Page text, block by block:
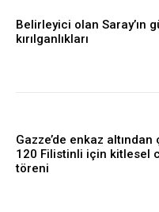
Belirleyici olan Saray’ın
kırılganlıkları
Gazze’de enkaz altından
120 Filistinli için kitlesel
töreni